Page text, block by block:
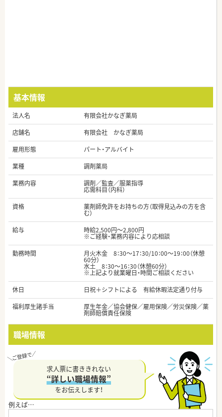
基本情報
法人名
有限会社かなぎ薬局
店舗名
有限会社 かなぎ薬局
雇用形態
パート・アルバイト
業種
調剤薬局
業務内容
調剤／監査／服薬指導
応需科目（内科）
資格
薬剤師免許をお持ちの方（取得見込みの方を含
む）
給与
時給2,500円～2,800円
※ご経験・業務内容により応相談
勤務時間
月火木金 8：30～17：30/10：00～19：00（休憩
60分）
水土 8：30～16：30（休憩60分）
※上記より就業曜日・時間ご相談ください
休日
日祝＋シフトによる 有給休暇法定通り付与
福利厚生諸手当
厚生年金／協会健保／雇用保険／労災保険／薬
剤師賠償責任保険
職場情報
求人票に書ききれない
“詳しい職場情報”
をお伝えします！